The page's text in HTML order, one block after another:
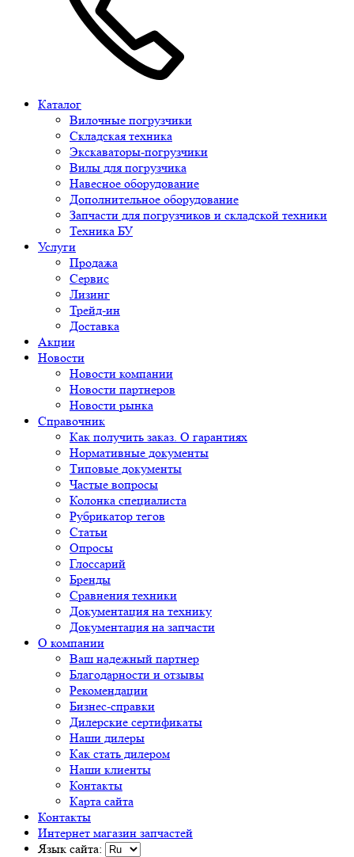
Каталог
Вилочные погрузчики
Складская техника
Экскаваторы-погрузчики
Вилы для погрузчика
Навесное оборудование
Дополнительное оборудование
Запчасти для погрузчиков и складской техники
Техника БУ
Услуги
Продажа
Сервис
Лизинг
Трейд-ин
Доставка
Акции
Новости
Новости компании
Новости партнеров
Новости рынка
Справочник
Как получить заказ. О гарантиях
Нормативные документы
Типовые документы
Частые вопросы
Колонка специалиста
Рубрикатор тегов
Статьи
Опросы
Глоссарий
Бренды
Сравнения техники
Документация на технику
Документация на запчасти
О компании
Ваш надежный партнер
Благодарности и отзывы
Рекомендации
Бизнес-справки
Дилерские сертификаты
Наши дилеры
Как стать дилером
Наши клиенты
Контакты
Карта сайта
Контакты
Интернет магазин запчастей
Язык сайта: